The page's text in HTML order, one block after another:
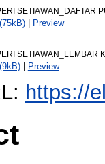
SETIAWAN_DAFTAR
|
Preview
SETIAWAN_LEMBAR
| Preview
https://